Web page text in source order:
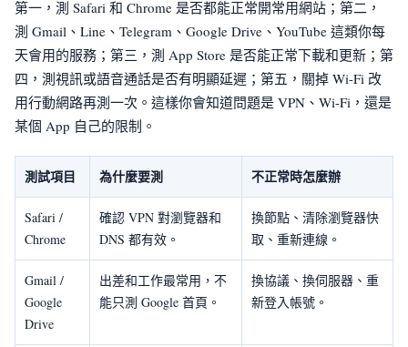
第一，測 Safari 和 Chrome 是否都能正常開常用網站；第二，
測 Gmail、Line、Telegram、Google Drive、YouTube 這類你每
天會用的服務；第三，測 App Store 是否能正常下載和更新；第
四，測視訊或語音通話是否有明顯延遲；第五，關掉 Wi-Fi 改
用行動網路再測一次。這樣你會知道問題是 VPN、Wi-Fi，還是
某個 App 自己的限制。
測試項目 為什麼要測 不正常時怎麼辦
Safari /
Chrome
確認 VPN 對瀏覽器和
DNS 都有效。
換節點、清除瀏覽器快
取、重新連線。
Gmail /
Google
Drive
出差和工作最常用，不
能只測 Google 首頁。
換協議、換伺服器、重
新登入帳號。